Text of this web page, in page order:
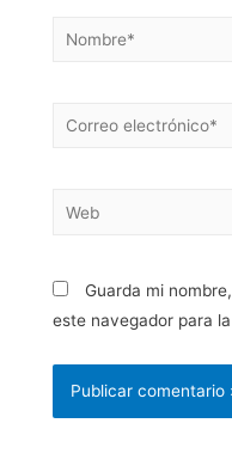
Guarda mi
este navegador para